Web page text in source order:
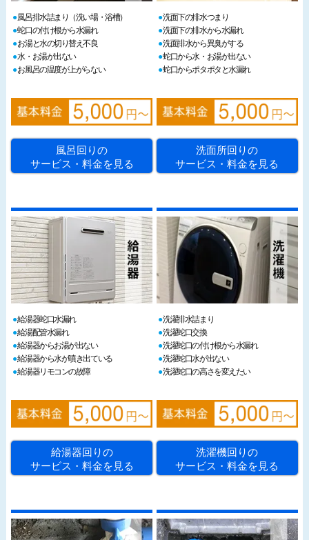
風呂排水詰まり（洗い場・浴槽）
蛇口の付け根から水漏れ
お湯と水の切り替え不良
水・お湯が出ない
お風呂の温度が上がらない
風呂回りの
サービス・料金を見る
洗面下の排水つまり
洗面下の排水から水漏れ
洗面排水から異臭がする
蛇口から水・お湯が出ない
蛇口からポタポタと水漏れ
洗面所回りの
サービス・料金を見る
給湯器蛇口水漏れ
給湯配管水漏れ
給湯器からお湯が出ない
給湯器から水が噴き出ている
給湯器リモコンの故障
給湯器回りの
サービス・料金を見る
洗濯排水詰まり
洗濯蛇口交換
洗濯蛇口の付け根から水漏れ
洗濯蛇口水が出ない
洗濯蛇口の高さを変えたい
洗濯機回りの
サービス・料金を見る